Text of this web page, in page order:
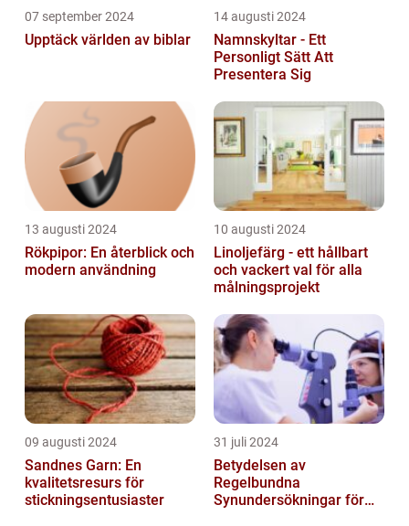
07 september 2024
Upptäck världen av biblar
14 augusti 2024
Namnskyltar - Ett
Personligt Sätt Att
Presentera Sig
13 augusti 2024
Rökpipor: En återblick och
modern användning
10 augusti 2024
Linoljefärg - ett hållbart
och vackert val för alla
målningsprojekt
09 augusti 2024
Sandnes Garn: En
kvalitetsresurs för
stickningsentusiaster
31 juli 2024
Betydelsen av
Regelbundna
Synundersökningar för